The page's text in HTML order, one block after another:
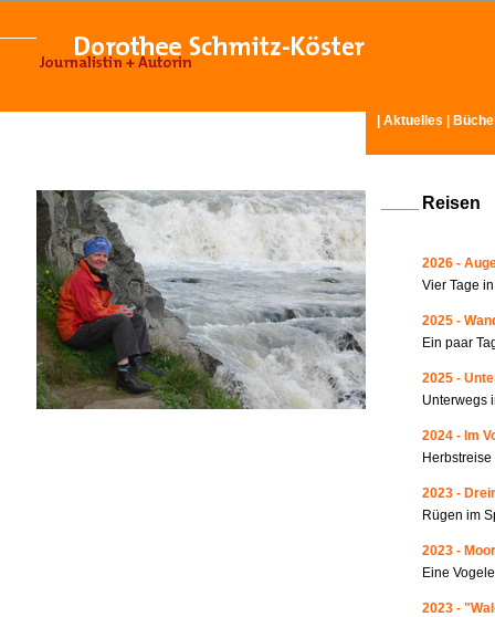
Aktuelles
Reisen
2026 -
Vier Tage
2025 -
Ein paar
2025 -
Unterwegs
2024 - Im
2023 -
Rügen im
2023 -
Eine
2023 -